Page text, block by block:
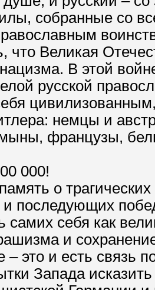
собранные со
что Великая
В этой
русской
немцы и
французы,
000!
о
последующих
самих себя как
и
– это и есть связь
Запада